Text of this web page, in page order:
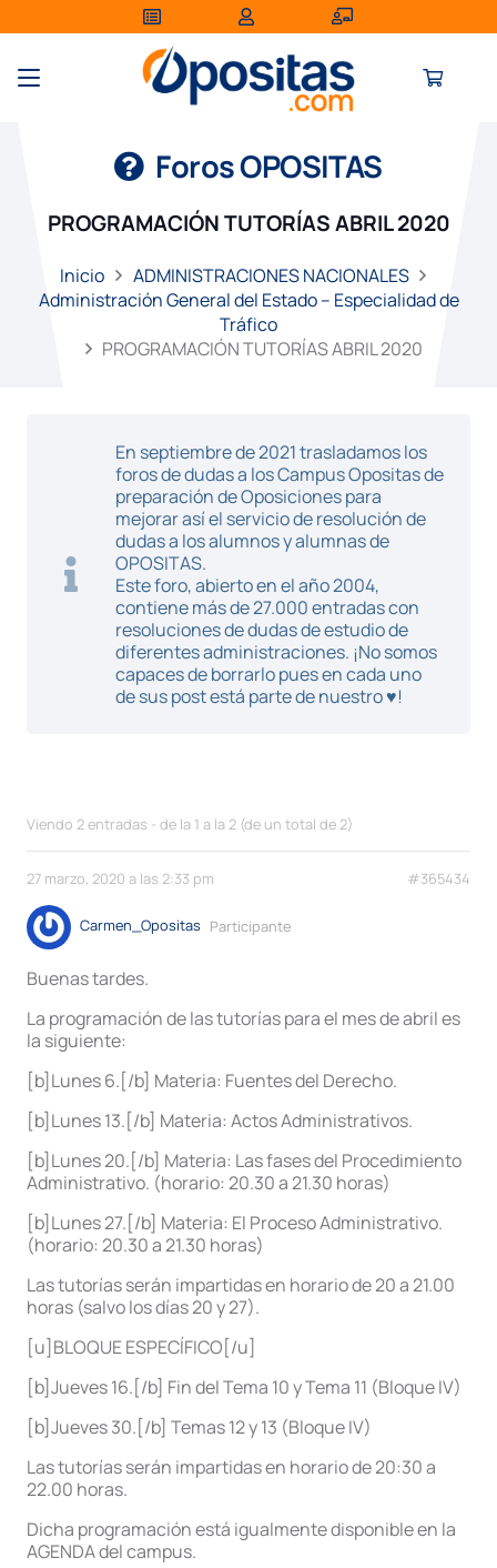
Foros OPOSITAS
PROGRAMACIÓN TUTORÍAS ABRIL 2020
Inicio
ADMINISTRACIONES NACIONALES
Administración General del Estado – Especialidad de
Tráfico
PROGRAMACIÓN TUTORÍAS ABRIL 2020
En septiembre de 2021 trasladamos los
foros de dudas a los Campus Opositas de
preparación de Oposiciones para
mejorar así el servicio de resolución de
dudas a los alumnos y alumnas de
OPOSITAS.
Este foro, abierto en el año 2004,
contiene más de 27.000 entradas con
resoluciones de dudas de estudio de
diferentes administraciones. ¡No somos
capaces de borrarlo pues en cada uno
de sus post está parte de nuestro ♥!
Viendo 2 entradas - de la 1 a la 2 (de un total de 2)
27 marzo, 2020 a las 2:33 pm #365434
Carmen_Opositas Participante
Buenas tardes.
La programación de las tutorías para el mes de abril es
la siguiente:
[b]Lunes 6.[/b] Materia: Fuentes del Derecho.
[b]Lunes 13.[/b] Materia: Actos Administrativos.
[b]Lunes 20.[/b] Materia: Las fases del Procedimiento
Administrativo. (horario: 20.30 a 21.30 horas)
[b]Lunes 27.[/b] Materia: El Proceso Administrativo.
(horario: 20.30 a 21.30 horas)
Las tutorías serán impartidas en horario de 20 a 21.00
horas (salvo los días 20 y 27).
[u]BLOQUE ESPECÍFICO[/u]
[b]Jueves 16.[/b] Fin del Tema 10 y Tema 11 (Bloque IV)
[b]Jueves 30.[/b] Temas 12 y 13 (Bloque IV)
Las tutorías serán impartidas en horario de 20:30 a
22.00 horas.
Dicha programación está igualmente disponible en la
AGENDA del campus.